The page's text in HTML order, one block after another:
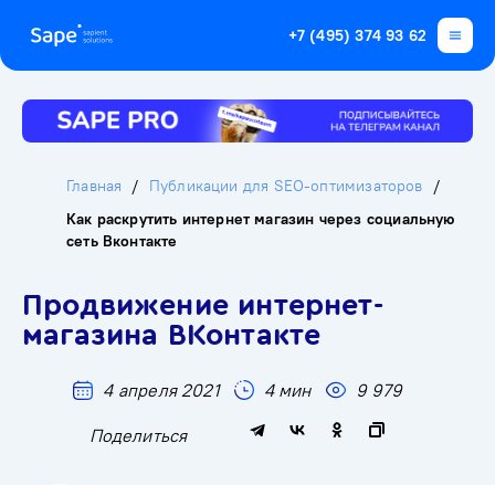
+7 (495) 374 93 62
Главная
Публикации для SEO-оптимизаторов
Как раскрутить интернет магазин через социальную
сеть Вконтакте
Продвижение интернет-
магазина ВКонтакте
4 апреля 2021 4 мин 9 979
Поделиться